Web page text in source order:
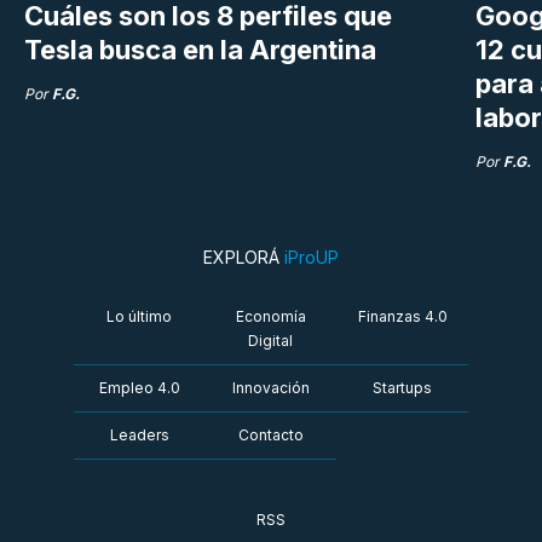
Cuáles son los 8 perfiles que
Tesla busca en la Argentina
Por F.G.
12
para
Por F.G.
EXPLORÁ iProUP
Lo último
Economía
Digital
Finanzas 4.0
Empleo 4.0 Innovación Startups
Leaders Contacto
RSS